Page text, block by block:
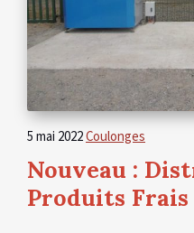
5 mai 2022Coulonges
Nouveau :
Produits Frais